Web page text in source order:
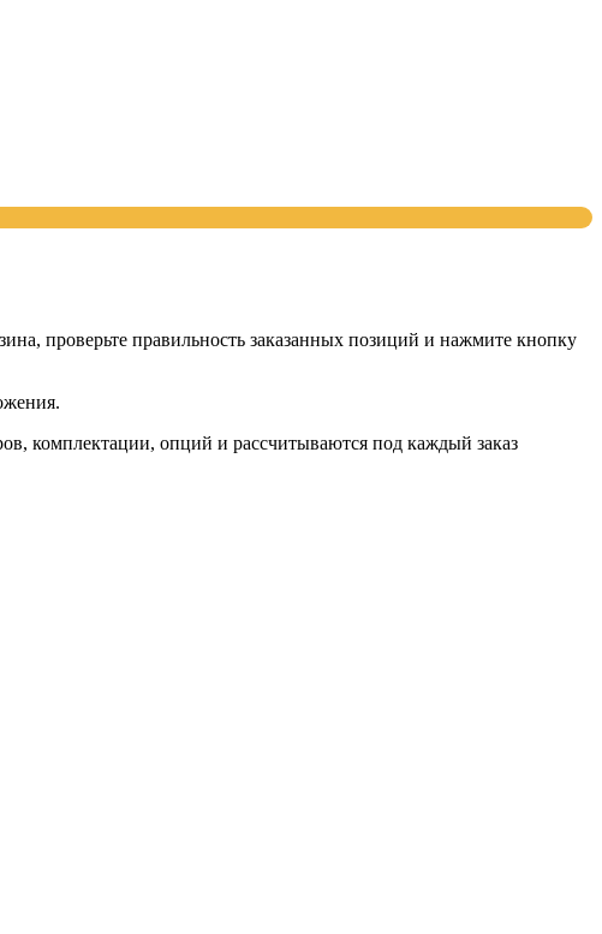
проверьте правильность заказанных позиций и нажмите кнопку
комплектации, опций и рассчитываются под каждый заказ